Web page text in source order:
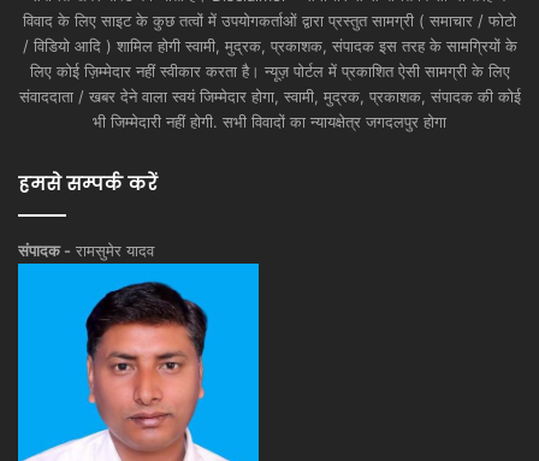
विवाद के लिए साइट के कुछ तत्वों में उपयोगकर्ताओं द्वारा प्रस्तुत सामग्री ( समाचार / फोटो
/ विडियो आदि ) शामिल होगी स्वामी, मुद्रक, प्रकाशक, संपादक इस तरह के सामग्रियों के
लिए कोई ज़िम्मेदार नहीं स्वीकार करता है। न्यूज़ पोर्टल में प्रकाशित ऐसी सामग्री के लिए
संवाददाता / खबर देने वाला स्वयं जिम्मेदार होगा, स्वामी, मुद्रक, प्रकाशक, संपादक की कोई
भी जिम्मेदारी नहीं होगी. सभी विवादों का न्यायक्षेत्र जगदलपुर होगा
हमसे सम्पर्क करें
संपादक - रामसुमेर यादव